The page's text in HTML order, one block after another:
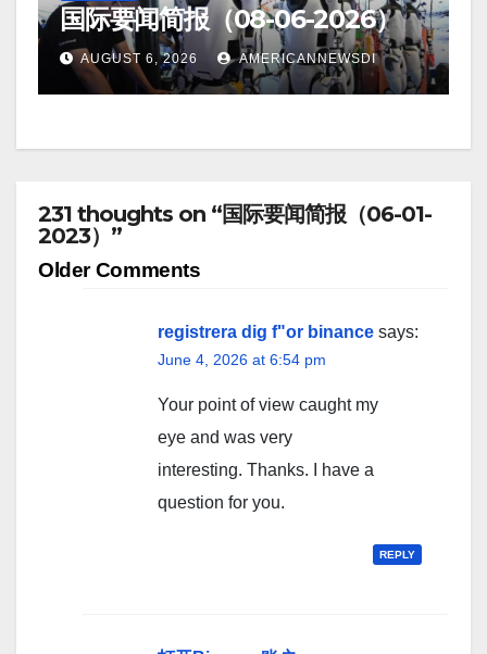
国际要闻简报（08-06-2026）
AUGUST 6, 2026 AMERICANNEWSDI
231 thoughts on “国际要闻简报（06-01-
2023）”
Comment
Older Comments
registrera dig f"or binance says:
June 4, 2026 at 6:54 pm
Your point of view caught my
eye and was very
interesting. Thanks. I have a
question for you.
REPLY